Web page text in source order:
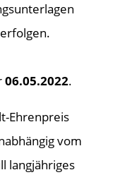
06.05.2022.
Ehrenpreis
vom
langjähriges